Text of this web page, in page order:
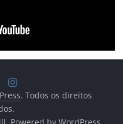
. Todos os direitos